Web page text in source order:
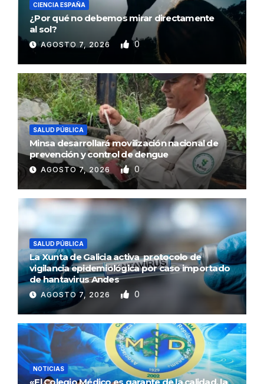
CIENCIA ESPAÑA
¿Por qué no debemos mirar directamente
al sol?
AGOSTO 7, 2026 0
SALUD PÚBLICA
Minsa desarrollará movilización nacional de
prevención y control de dengue
AGOSTO 7, 2026 0
SALUD PÚBLICA
La Xunta de Galicia activa protocolo de
vigilancia epidemiológica por caso importado
de hantavirus Andes
AGOSTO 7, 2026 0
NOTICIAS